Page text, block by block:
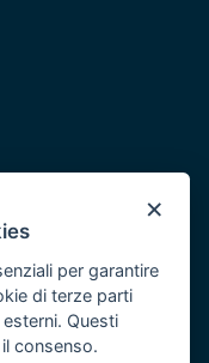
Puglia 2014/2020 -
×
per garantire
di terze parti
Questi
consenso.